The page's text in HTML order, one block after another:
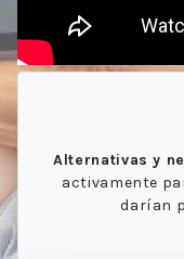
Alternativas y
activamente
darían